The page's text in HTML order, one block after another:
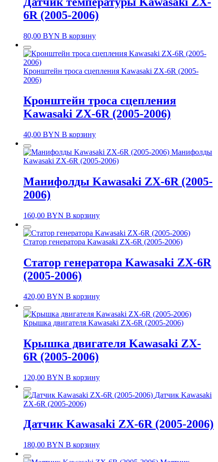
6R (2005-2006)
80,00 BYN В корзину
Кронштейн троса сцепления Kawasaki ZX-6R (2005-
2006)
Кронштейн троса сцепления
Kawasaki ZX-6R (2005-2006)
40,00 BYN В корзину
Манифолды
Kawasaki ZX-6R (2005-2006)
Манифолды Kawasaki ZX-6R (2005-
2006)
160,00 BYN В корзину
Статор генератора Kawasaki ZX-6R (2005-2006)
Статор генератора Kawasaki ZX-6R
(2005-2006)
420,00 BYN В корзину
Крышка двигателя Kawasaki ZX-6R (2005-2006)
Крышка двигателя Kawasaki ZX-
6R (2005-2006)
120,00 BYN В корзину
Датчик Kawasaki
ZX-6R (2005-2006)
Датчик Kawasaki ZX-6R (2005-2006)
180,00 BYN В корзину